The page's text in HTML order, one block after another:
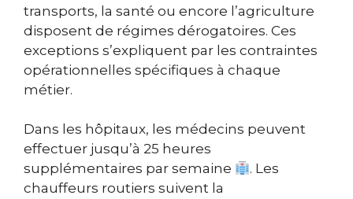
transports, la santé ou encore l’agriculture
disposent de régimes dérogatoires. Ces
exceptions s’expliquent par les contraintes
opérationnelles spécifiques à chaque
métier.
Dans les hôpitaux, les médecins peuvent
effectuer jusqu’à 25 heures
supplémentaires par semaine
. Les
chauffeurs routiers suivent la